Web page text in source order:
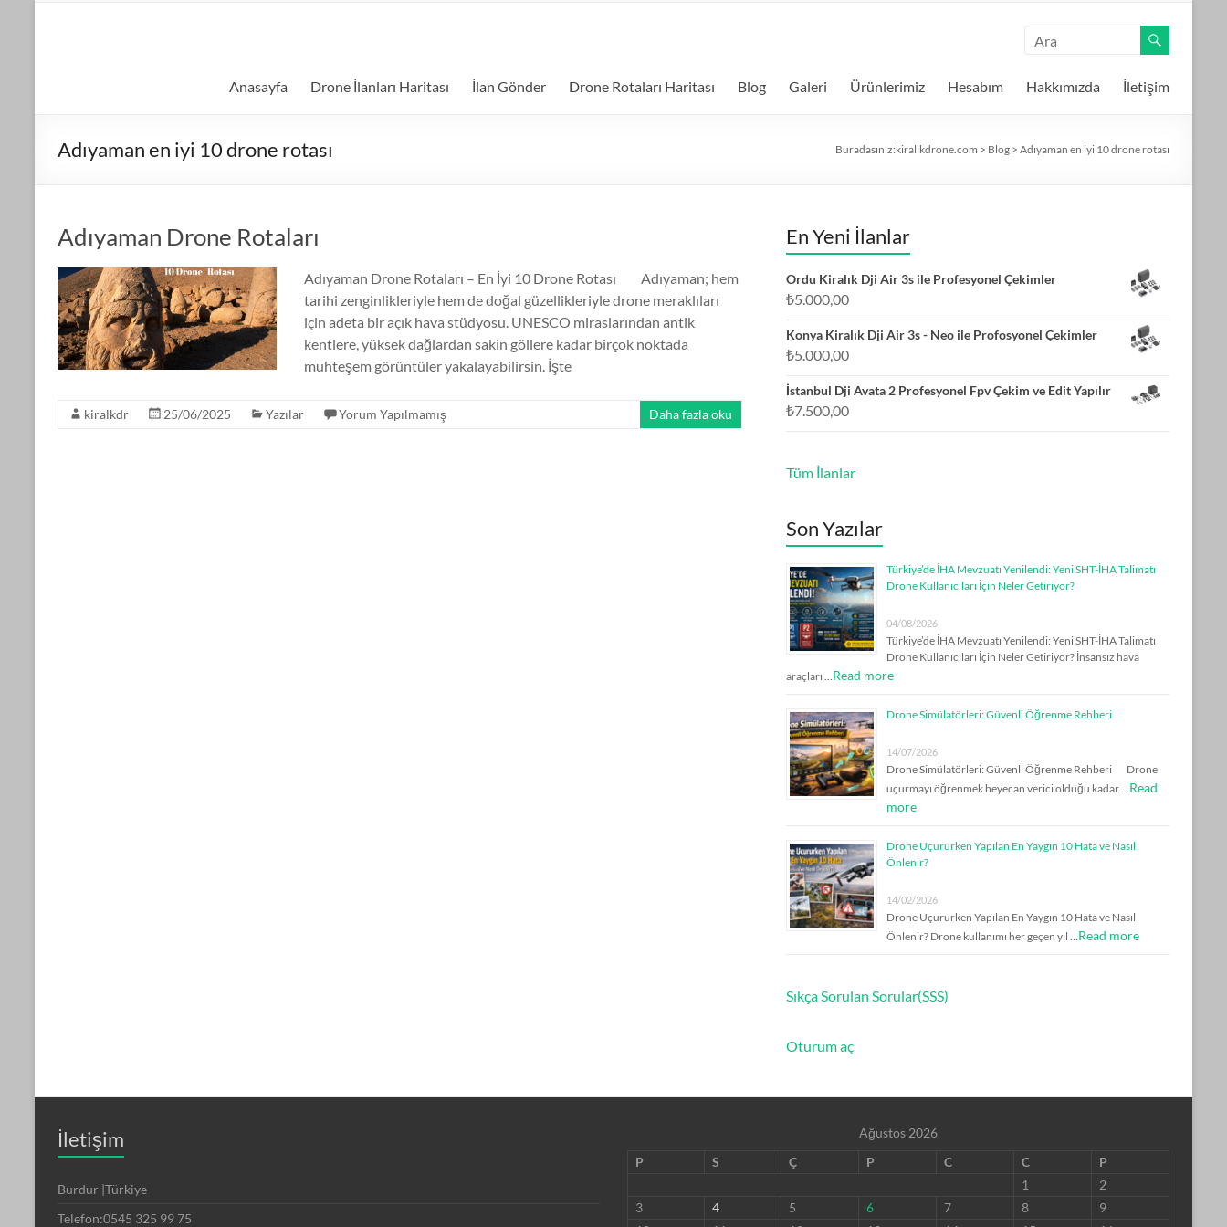
Drone
Kiralama
İlan
Verin!
Anasayfa Drone İlanları Haritası İlan Gönder Drone Rotaları Haritası Blog Galeri Ürünlerimiz Hesabım Hakkımızda İletişim
Adıyaman en iyi 10 drone rotası Buradasınız:kiralıkdrone.com > Blog > Adıyaman en iyi 10 drone rotası
Adıyaman Drone Rotaları
Adıyaman Drone Rotaları – En İyi 10 Drone Rotası Adıyaman; hem
tarihi zenginlikleriyle hem de doğal güzellikleriyle drone meraklıları
için adeta bir açık hava stüdyosu. UNESCO miraslarından antik
kentlere, yüksek dağlardan sakin göllere kadar birçok noktada
muhteşem görüntüler yakalayabilirsin. İşte
kiralkdr 25/06/2025 Yazılar Yorum Yapılmamış Daha fazla oku
En Yeni İlanlar
Ordu Kiralık Dji Air 3s ile Profesyonel Çekimler
₺5.000,00
Konya Kiralık Dji Air 3s - Neo ile Profosyonel Çekimler
₺5.000,00
İstanbul Dji Avata 2 Profesyonel Fpv Çekim ve Edit Yapılır
₺7.500,00
Tüm İlanlar
Son Yazılar
Türkiye’de İHA Mevzuatı Yenilendi: Yeni SHT-İHA Talimatı
Drone Kullanıcıları İçin Neler Getiriyor?
04/08/2026
Türkiye’de İHA Mevzuatı Yenilendi: Yeni SHT-İHA Talimatı
Drone Kullanıcıları İçin Neler Getiriyor? İnsansız hava
araçları …Read more
Drone Simülatörleri: Güvenli Öğrenme Rehberi
14/07/2026
Drone Simülatörleri: Güvenli Öğrenme Rehberi Drone
uçurmayı öğrenmek heyecan verici olduğu kadar …Read
more
Drone Uçururken Yapılan En Yaygın 10 Hata ve Nasıl
Önlenir?
14/02/2026
Drone Uçururken Yapılan En Yaygın 10 Hata ve Nasıl
Önlenir? Drone kullanımı her geçen yıl …Read more
Sıkça Sorulan Sorular(SSS)
Oturum aç
İletişim
Burdur |Türkiye
Telefon:0545 325 99 75
Ağustos 2026
P
S Ç P C C
P
1
2
3
4 5 6 7 8
9